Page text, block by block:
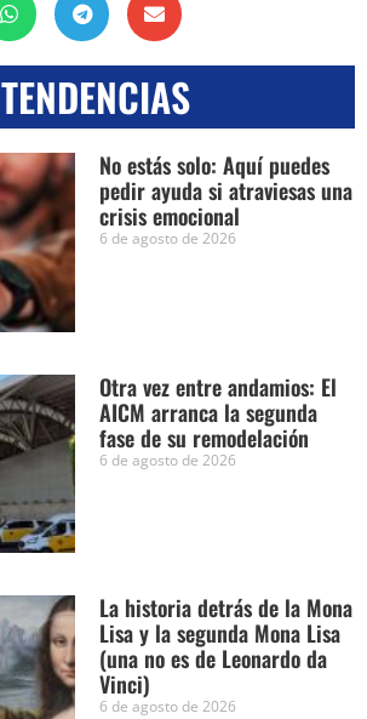
TENDENCIAS
No estás solo: Aquí puedes
pedir ayuda si atraviesas una
crisis emocional
6 de agosto de 2026
Otra vez entre andamios: El
AICM arranca la segunda
fase de su remodelación
6 de agosto de 2026
La historia detrás de la Mona
Lisa y la segunda Mona Lisa
(una no es de Leonardo da
Vinci)
6 de agosto de 2026